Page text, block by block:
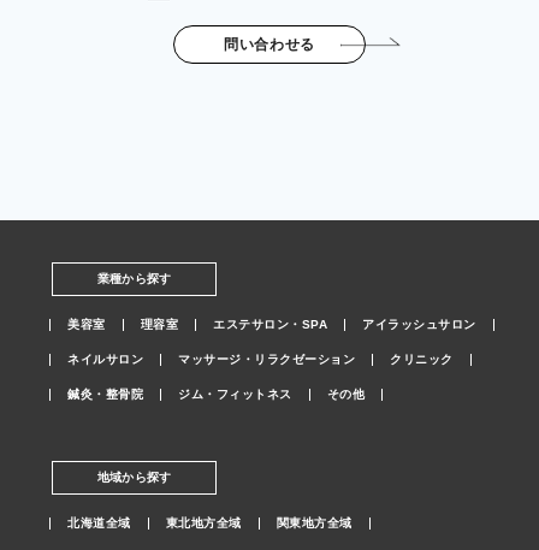
問い合わせる
業種から探す
美容室 理容室 エステサロン・SPA アイラッシュサロン
ネイルサロン マッサージ・リラクゼーション クリニック
鍼灸・整骨院 ジム・フィットネス その他
地域から探す
北海道全域 東北地方全域 関東地方全域